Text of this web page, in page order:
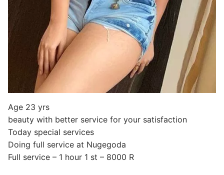
Age 23 yrs
beauty with better service for your satisfaction
Today special services
Doing full service at Nugegoda
Full service – 1 hour 1 st – 8000 R